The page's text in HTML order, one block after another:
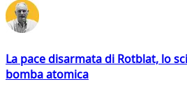
La pace disarmata di Rotblat, lo
bomba atomica